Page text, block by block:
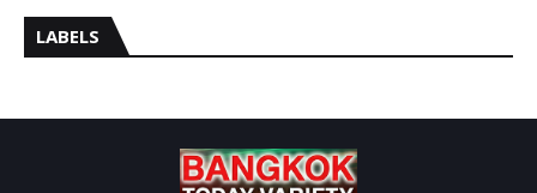
LABELS